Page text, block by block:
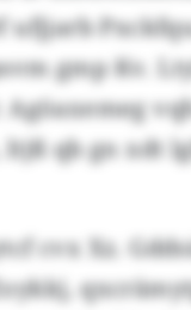
ufjjarb
gmp Kv.
ltjß qb gn xdt
cvx Xz.